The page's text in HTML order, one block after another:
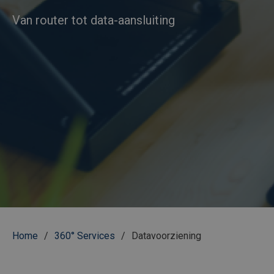
Van router tot data-aansluiting
Kruimelpad
Home 360° Services Datavoorziening